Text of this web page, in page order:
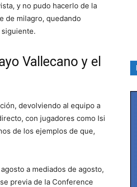
y no pudo hacerlo de la
de milagro, quedando
Vallecano y el
devolviendo al equipo a
con jugadores como Isi
de los ejemplos de que,
a mediados de agosto,
previa de la Conference